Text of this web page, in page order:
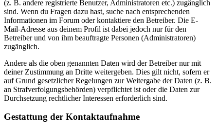
(z. B. andere registrierte Benutzer, Administratoren etc.) zugänglich
sind. Wenn du Fragen dazu hast, suche nach entsprechenden
Informationen im Forum oder kontaktiere den Betreiber. Die E-
Mail-Adresse aus deinem Profil ist dabei jedoch nur für den
Betreiber und von ihm beauftragte Personen (Administratoren)
zugänglich.
Andere als die oben genannten Daten wird der Betreiber nur mit
deiner Zustimmung an Dritte weitergeben. Dies gilt nicht, sofern er
auf Grund gesetzlicher Regelungen zur Weitergabe der Daten (z. B.
an Strafverfolgungsbehörden) verpflichtet ist oder die Daten zur
Durchsetzung rechtlicher Interessen erforderlich sind.
Gestattung der Kontaktaufnahme